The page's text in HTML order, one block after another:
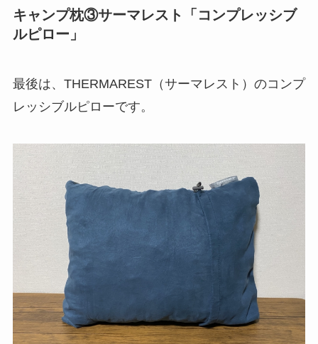
キャンプ枕③サーマレスト「コンプレッシブ
ルピロー」
最後は、THERMAREST（サーマレスト）のコンプ
レッシブルピローです。